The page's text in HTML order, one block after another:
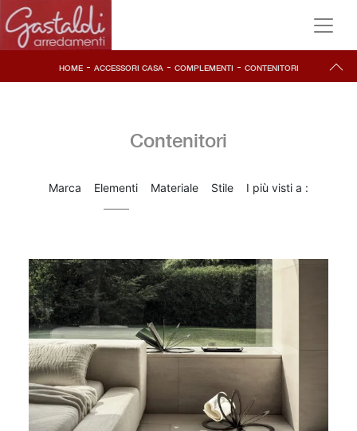
HOME- ACCESSORI CASA- COMPLEMENTI - CONTENITORI
Contenitori
Marca Elementi Materiale Stile I più visti a :